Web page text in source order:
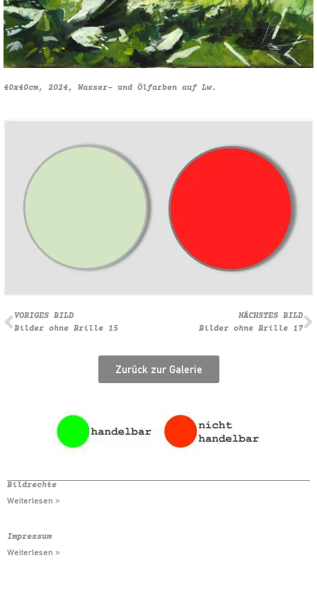
40x40cm, 2024, Wasser- und Ölfarben auf Lw.
VORIGES BILD
Bilder ohne Brille 15
NÄCHSTES BILD
Bilder ohne Brille 17
Zurück zur Galerie
Bildrechte
Weiterlesen »
Impressum
Weiterlesen »